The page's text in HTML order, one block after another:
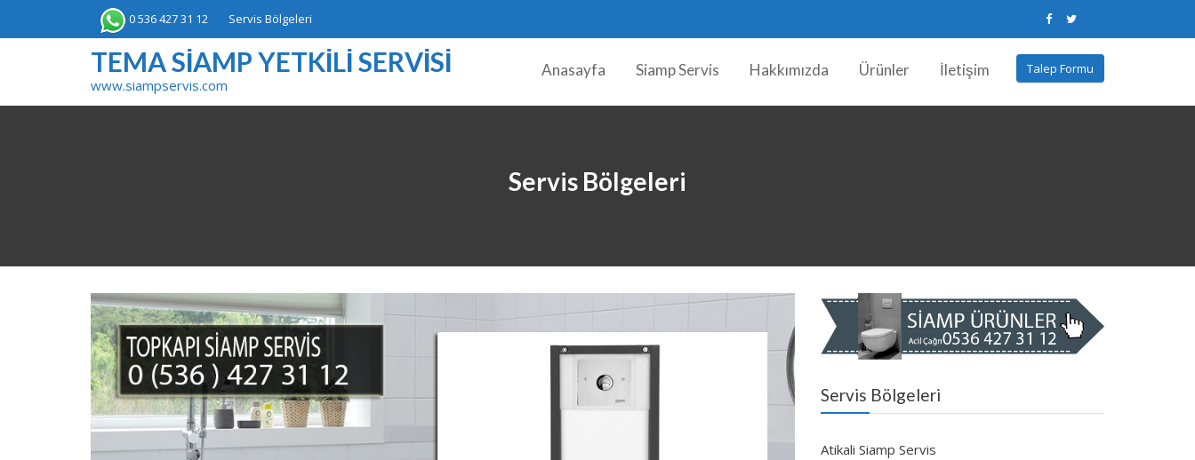
0 536 427 31 12 Servis Bölgeleri
TEMA SIAMP YETKILI SERVISI
www.siampservis.com
Talep Formu
Anasayfa Siamp Servis Hakkımızda Ürünler İletişim
Servis Bölgeleri
Servis Bölgeleri
Atikali Siamp Servis